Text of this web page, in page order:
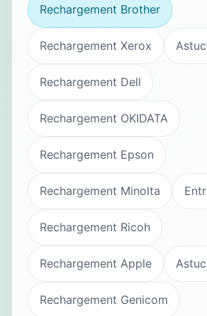
Rechargement Brother
Rechargement Xerox
Rechargement Dell
Rechargement OKIDATA
Rechargement Epson
Rechargement Minolta
Rechargement Ricoh
Rechargement Apple
Rechargement Genicom